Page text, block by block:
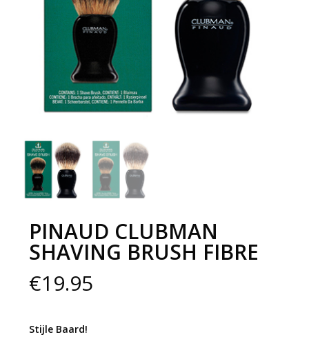
PINAUD CLUBMAN
SHAVING BRUSH FIBRE
€19.95
Stijle Baard!